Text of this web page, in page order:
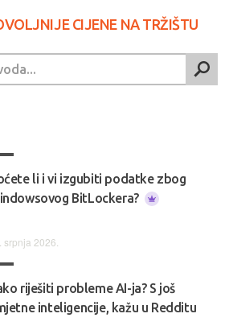
CIJENE NA TRŽIŠTU
li i vi izgubiti podatke zbog
BitLockera?
srpnja 2026.
riješiti probleme AI-ja? S još
inteligencije, kažu u Redditu